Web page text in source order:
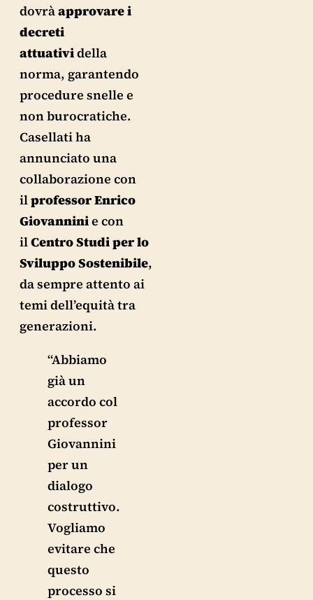
dovràapprovare i
decreti
attuatividella
norma, garantendo
procedure snelle e
non burocratiche.
Casellati ha
annunciato una
collaborazione con
ilprofessor Enrico
Giovanninie con
ilCentro Studi per lo
Sviluppo Sostenibile,
da sempre attento ai
temi dell’equità tra
generazioni.
“Abbiamo
già un
accordo col
professor
Giovannini
per un
dialogo
costruttivo.
Vogliamo
evitare che
questo
processo si